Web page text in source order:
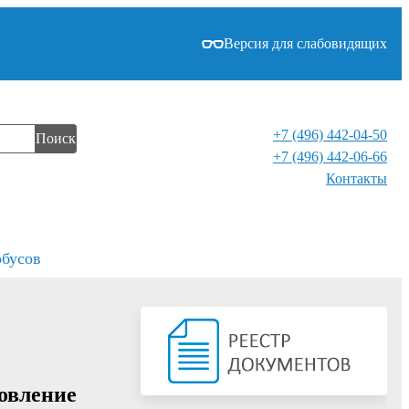
Версия для слабовидящих
Поиск
+7 (496) 442-04-50
+7 (496) 442-06-66
Контакты⁠